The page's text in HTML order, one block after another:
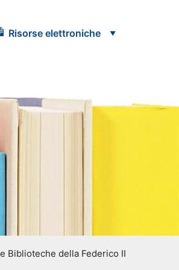
Risorse elettroniche
Biblioteche della Federico II